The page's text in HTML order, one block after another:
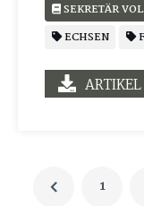
SEKRETÄR
ECHSEN
1